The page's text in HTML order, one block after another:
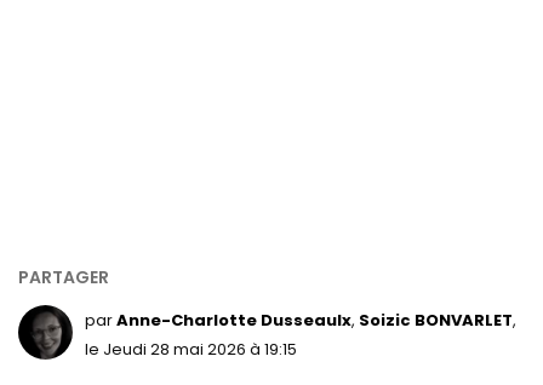
parAnne-Charlotte Dusseaulx Soizic BONVARLET,
le Jeudi 28 mai 2026 à 19:15